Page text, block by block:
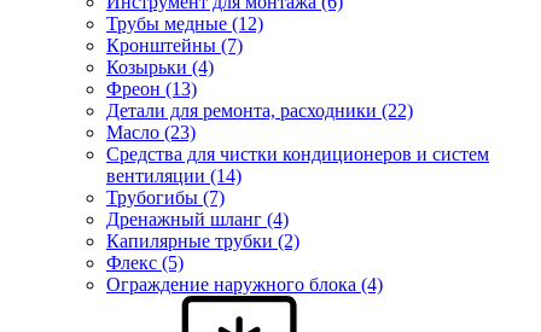
Трубы медные (12)
Кронштейны (7)
Козырьки (4)
Фреон (13)
Детали для ремонта, расходники (22)
Масло (23)
Средства для чистки кондиционеров и систем
вентиляции (14)
Трубогибы (7)
Дренажный шланг (4)
Капилярные трубки (2)
Флекс (5)
Ограждение наружного блока (4)